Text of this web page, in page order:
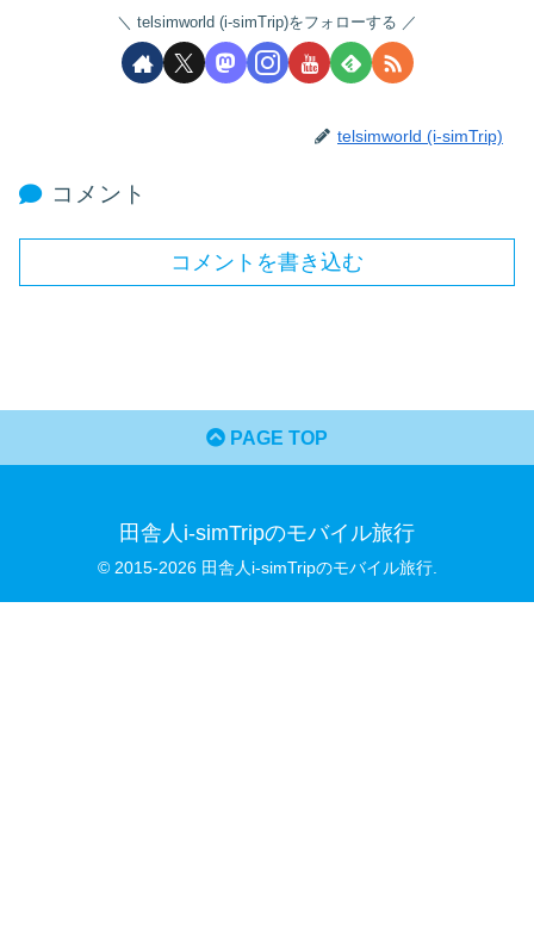
telsimworld (i-simTrip)をフォローする
telsimworld (i-simTrip)
コメント
コメントを書き込む
PAGE TOP
田舎人i-simTripのモバイル旅行
© 2015-2026 田舎人i-simTripのモバイル旅行.